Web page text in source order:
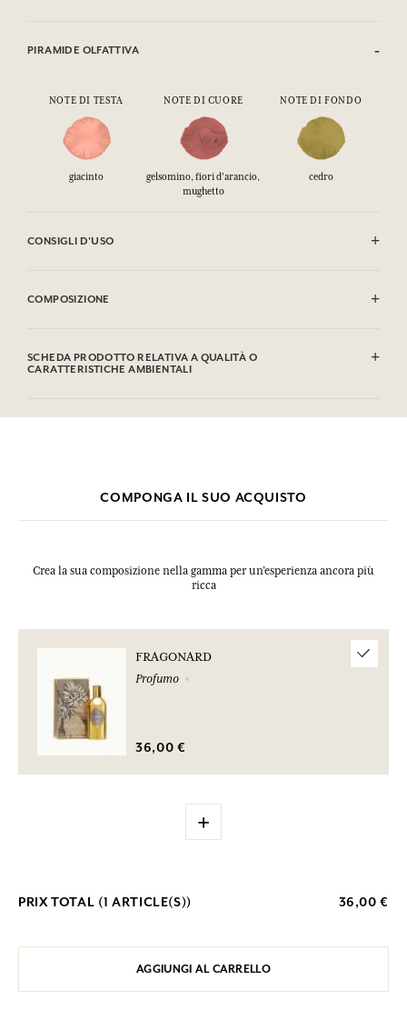
PIRAMIDE OLFATTIVA
NOTE DI TESTA NOTE DI CUORE NOTE DI FONDO
giacinto
gelsomino, fiori d'arancio,
mughetto
cedro
CONSIGLI D'USO
COMPOSIZIONE
Hydroxycitronellal, Hexyl Cinnamal, Linalool, Geraniol, Citronellol,
Alpha-isomethyl Ionone.
SCHEDA PRODOTTO RELATIVA A QUALITÀ O
CARATTERISTICHE AMBIENTALI
Si prega di consultare le qualità o le caratteristiche ambientali
COMPONGA IL SUO ACQUISTO
Crea la sua composizione nella gamma per un’esperienza ancora più
ricca
FRAGONARD
Profumo
36,00 €
+
PRIX TOTAL (1 ARTICLE(S)) 36,00 €
AGGIUNGI AL CARRELLO